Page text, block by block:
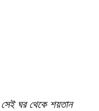
সেই ঘর থেকে শয়তান